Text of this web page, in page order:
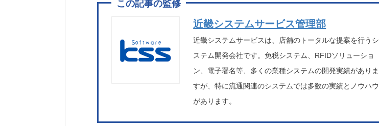
近畿システムサービス管理部
近畿システムサービスは、店舗のトータルな提案を行うシ
ステム開発会社です。免税システム、RFIDソリューショ
ン、電子署名等、多くの業種システムの開発実績がありま
すが、特に流通関連のシステムでは多数の実績とノウハウ
があります。